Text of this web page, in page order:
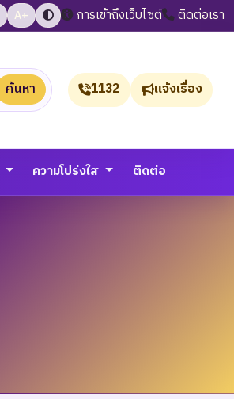
A+ การเข้าถึงเว็บไซต์ ติดต่อเรา
ค้นหา 1132 แจ้งเรื่อง
ความโปร่งใส ติดต่อ